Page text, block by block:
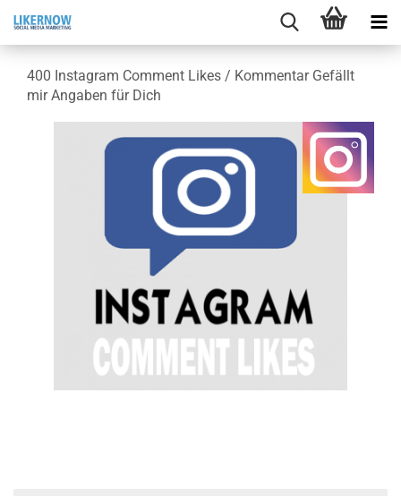
400 In­sta­gram Com­ment Likes / Kom­men­tar Ge­fällt
mir An­ga­ben für Dich